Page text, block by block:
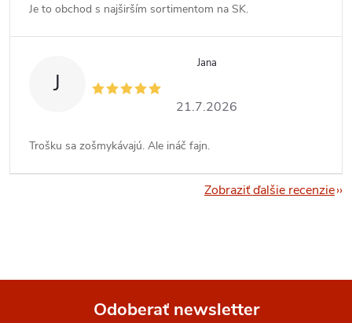
Je to obchod s najširším sortimentom na SK.
J
Jana
21.7.2026
Trošku sa zošmykávajú. Ale ináč fajn.
Zobraziť ďalšie recenzie
Odoberať newsletter